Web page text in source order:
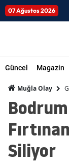
07 Ağustos 2026
Güncel Magazin
Muğla Olay
Siliyor